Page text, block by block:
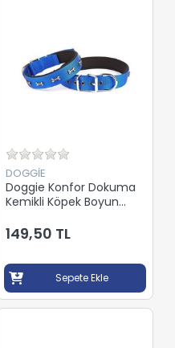
DOGGİE
Doggie Konfor Dokuma
Kemikli Köpek Boyun
50Cm
DSBT2562LROYALBLUE
149,50 TL
Sepete Ekle